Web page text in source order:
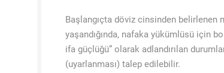
Başlangıçta döviz cinsinden
yaşandığında, nafaka yükümlüsü için
ifa güçlüğü” olarak adlandırı lan
(uyarlanması) talep edilebilir.